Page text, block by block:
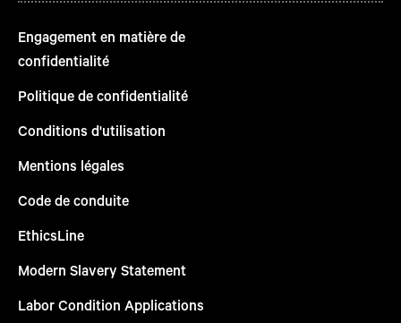
Engagement en matière de
confidentialité
Politique de confidentialité
Conditions d'utilisation
Mentions légales
Code de conduite
EthicsLine
Modern Slavery Statement
Labor Condition Applications